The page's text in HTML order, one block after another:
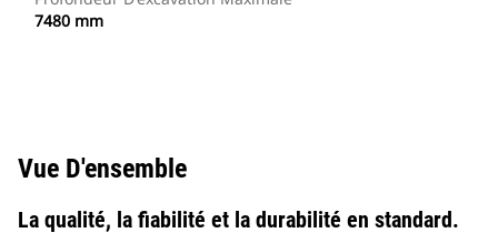
7480 mm
Vue D'ensemble
La qualité, la fiabilité et la durabilité en standard.